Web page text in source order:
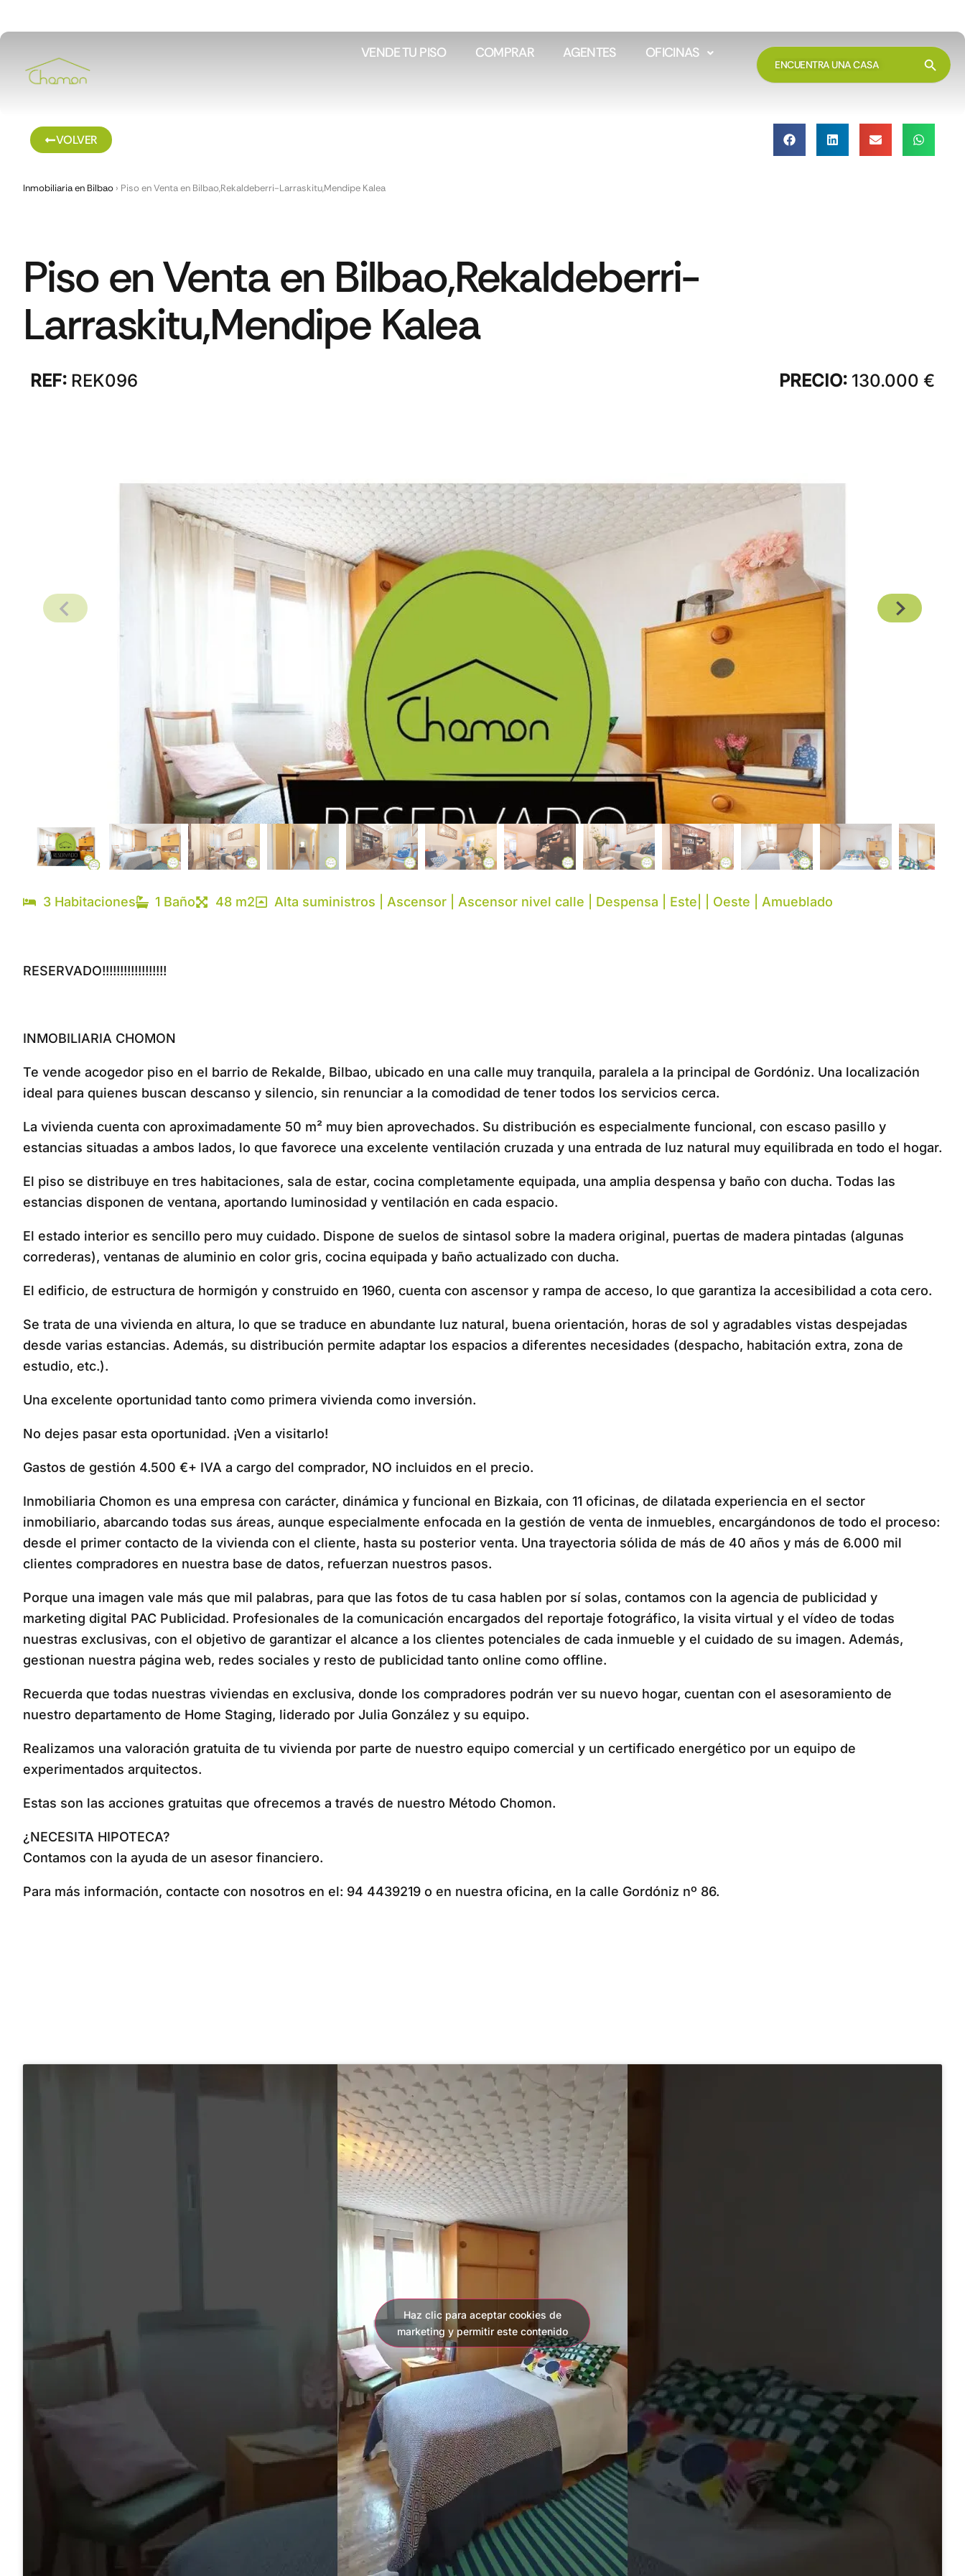
VENDE TU PISO COMPRAR AGENTES OFICINAS BUSCAR: Botón
VOLVER
Inmobiliaria en Bilbao › Piso en Venta en Bilbao,Rekaldeberri-Larraskitu,Mendipe Kalea
Piso en Venta en Bilbao,Rekaldeberri-
Larraskitu,Mendipe Kalea
REF: REK096 PRECIO: 130.000 €
3 Habitaciones 1 Baño 48 m2 Alta suministros | Ascensor | Ascensor nivel calle | Despensa | Este| | Oeste | Amueblado
RESERVADO!!!!!!!!!!!!!!!!!!
INMOBILIARIA CHOMON
Te vende acogedor piso en el barrio de Rekalde, Bilbao, ubicado en una calle muy tranquila, paralela a la principal de Gordóniz. Una localización
ideal para quienes buscan descanso y silencio, sin renunciar a la comodidad de tener todos los servicios cerca.
La vivienda cuenta con aproximadamente 50 m² muy bien aprovechados. Su distribución es especialmente funcional, con escaso pasillo y
estancias situadas a ambos lados, lo que favorece una excelente ventilación cruzada y una entrada de luz natural muy equilibrada en todo el hogar.
El piso se distribuye en tres habitaciones, sala de estar, cocina completamente equipada, una amplia despensa y baño con ducha. Todas las
estancias disponen de ventana, aportando luminosidad y ventilación en cada espacio.
El estado interior es sencillo pero muy cuidado. Dispone de suelos de sintasol sobre la madera original, puertas de madera pintadas (algunas
correderas), ventanas de aluminio en color gris, cocina equipada y baño actualizado con ducha.
El edificio, de estructura de hormigón y construido en 1960, cuenta con ascensor y rampa de acceso, lo que garantiza la accesibilidad a cota cero.
Se trata de una vivienda en altura, lo que se traduce en abundante luz natural, buena orientación, horas de sol y agradables vistas despejadas
desde varias estancias. Además, su distribución permite adaptar los espacios a diferentes necesidades (despacho, habitación extra, zona de
estudio, etc.).
Una excelente oportunidad tanto como primera vivienda como inversión.
No dejes pasar esta oportunidad. ¡Ven a visitarlo!
Gastos de gestión 4.500 €+ IVA a cargo del comprador, NO incluidos en el precio.
Inmobiliaria Chomon es una empresa con carácter, dinámica y funcional en Bizkaia, con 11 oficinas, de dilatada experiencia en el sector
inmobiliario, abarcando todas sus áreas, aunque especialmente enfocada en la gestión de venta de inmuebles, encargándonos de todo el proceso:
desde el primer contacto de la vivienda con el cliente, hasta su posterior venta. Una trayectoria sólida de más de 40 años y más de 6.000 mil
clientes compradores en nuestra base de datos, refuerzan nuestros pasos.
Porque una imagen vale más que mil palabras, para que las fotos de tu casa hablen por sí solas, contamos con la agencia de publicidad y
marketing digital PAC Publicidad. Profesionales de la comunicación encargados del reportaje fotográfico, la visita virtual y el vídeo de todas
nuestras exclusivas, con el objetivo de garantizar el alcance a los clientes potenciales de cada inmueble y el cuidado de su imagen. Además,
gestionan nuestra página web, redes sociales y resto de publicidad tanto online como offline.
Recuerda que todas nuestras viviendas en exclusiva, donde los compradores podrán ver su nuevo hogar, cuentan con el asesoramiento de
nuestro departamento de Home Staging, liderado por Julia González y su equipo.
Realizamos una valoración gratuita de tu vivienda por parte de nuestro equipo comercial y un certificado energético por un equipo de
experimentados arquitectos.
Estas son las acciones gratuitas que ofrecemos a través de nuestro Método Chomon.
¿NECESITA HIPOTECA?
Contamos con la ayuda de un asesor financiero.
Para más información, contacte con nosotros en el: 94 4439219 o en nuestra oficina, en la calle Gordóniz nº 86.
Haz clic para aceptar cookies de
marketing y permitir este contenido